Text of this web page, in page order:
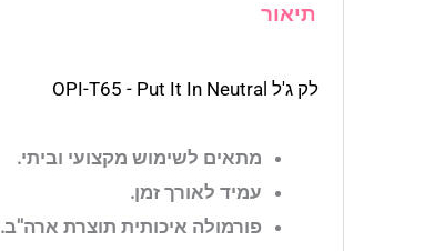
תיאור
לק ג'ל OPI-T65 - Put It In Neutral
מתאים לשימוש מקצועי וביתי.
עמיד לאורך זמן.
פורמולה איכותית תוצרת ארה''ב.